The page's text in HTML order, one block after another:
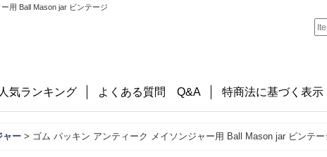
用 Ball Mason jar ビンテージ
人気ランキング よくある質問 Q&A 特商法に基づく表示
ャー > ゴム パッキン アンティーク メイソンジャー用 Ball Mason jar ビンテー